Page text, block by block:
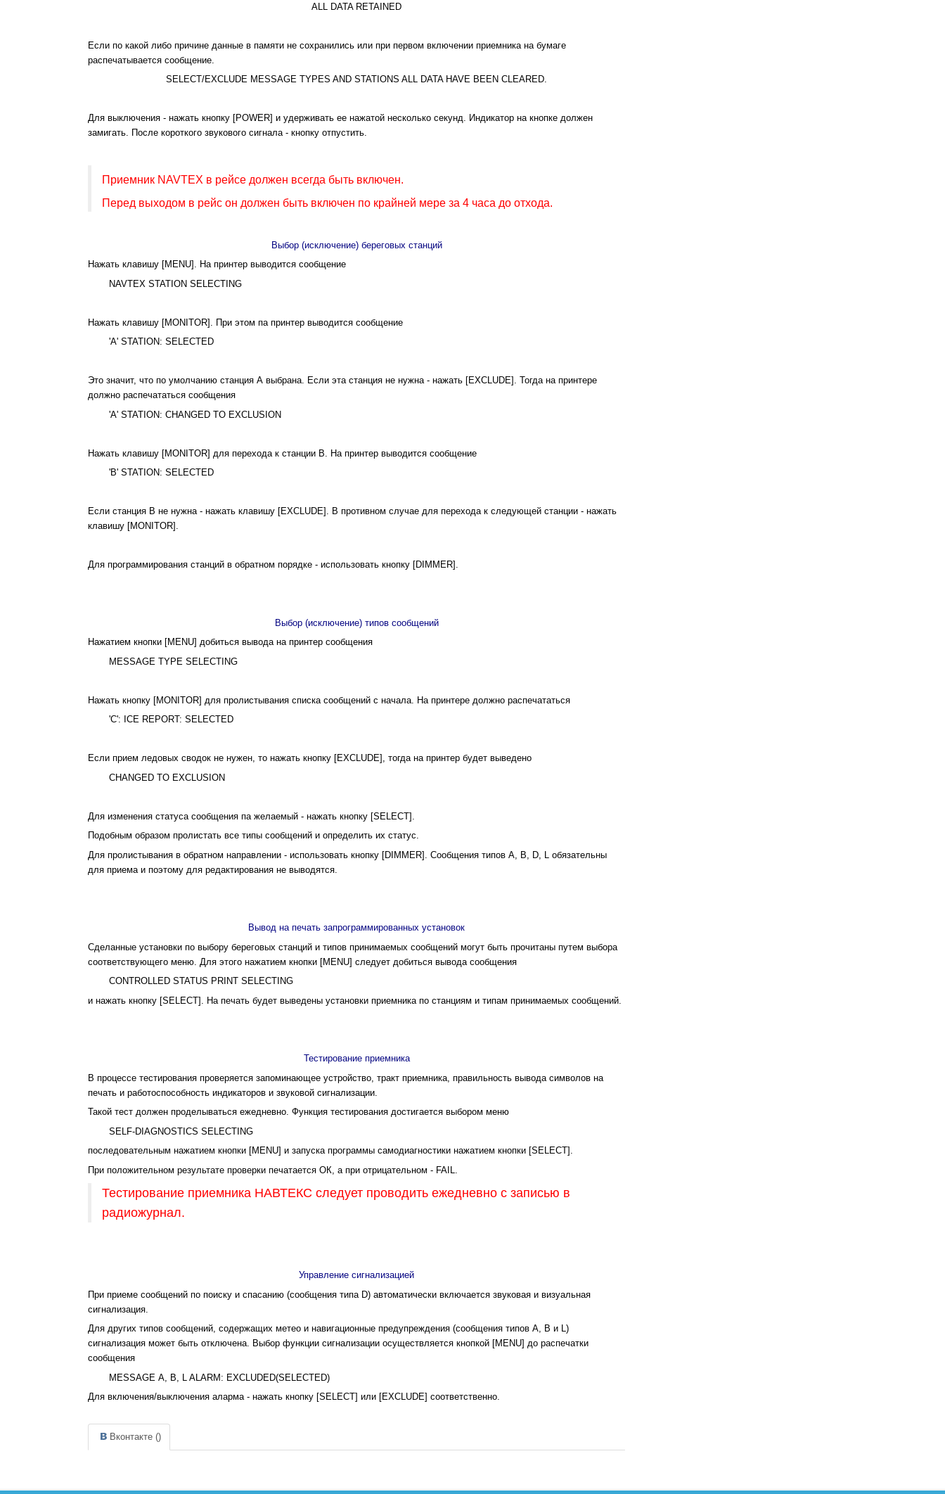
ALL DATA RETAINED
Если по какой либо причине данные в памяти не сохранились или при первом включении приемника на бумаге
распечатывается сообщение.
SELECT/EXCLUDE MESSAGE TYPES AND STATIONS ALL DATA HAVE BEEN CLEARED.
Для выключения - нажать кнопку [POWER] и удерживать ее нажатой несколько секунд. Индикатор на кнопке должен
замигать. После короткого звукового сигнала - кнопку отпустить.
Приемник NAVTEX в рейсе должен всегда быть включен.
Перед выходом в рейс он должен быть включен по крайней мере за 4 часа до отхода.
Выбор (исключение) береговых станций
Нажать клавишу [MENU]. На принтер выводится сообщение
NAVTEX STATION SELECTING
Нажать клавишу [MONITOR]. При этом па принтер выводится сообщение
'A' STATION: SELECTED
Это значит, что по умолчанию станция А выбрана. Если эта станция не нужна - нажать [EXCLUDE]. Тогда на принтере
должно распечататься сообщения
'A' STATION: CHANGED TO EXCLUSION
Нажать клавишу [MONITOR] для перехода к станции В. На принтер выводится сообщение
'В' STATION: SELECTED
Если станция В не нужна - нажать клавишу [EXCLUDE]. В противном случае для перехода к следующей станции - нажать
клавишу [MONITOR].
Для программирования станций в обратном порядке - использовать кнопку [DIMMER].
Выбор (исключение) типов сообщений
Нажатием кнопки [MENU] добиться вывода на принтер сообщения
MESSAGE TYPE SELECTING
Нажать кнопку [MONITOR] для пролистывания списка сообщений с начала. На принтере должно распечататься
'С': ICE REPORT: SELECTED
Если прием ледовых сводок не нужен, то нажать кнопку [EXCLUDE], тогда на принтер будет выведено
CHANGED TO EXCLUSION
Для изменения статуса сообщения па желаемый - нажать кнопку [SELECT].
Подобным образом пролистать все типы сообщений и определить их статус.
Для пролистывания в обратном направлении - использовать кнопку [DIMMER]. Сообщения типов А, В, D, L обязательны
для приема и поэтому для редактирования не выводятся.
Вывод на печать запрограммированных установок
Сделанные установки по выбору береговых станций и типов принимаемых сообщений могут быть прочитаны путем выбора
соответствующего меню. Для этого нажатием кнопки [MENU] следует добиться вывода сообщения
CONTROLLED STATUS PRINT SELECTING
и нажать кнопку [SELECT]. На печать будет выведены установки приемника по станциям и типам принимаемых сообщений.
Тестирование приемника
В процессе тестирования проверяется запоминающее устройство, тракт приемника, правильность вывода символов на
печать и работоспособность индикаторов и звуковой сигнализации.
Такой тест должен проделываться ежедневно. Функция тестирования достигается выбором меню
SELF-DIAGNOSTICS SELECTING
последовательным нажатием кнопки [MENU] и запуска программы самодиагностики нажатием кнопки [SELECT].
При положительном результате проверки печатается ОК, а при отрицательном - FAIL.
Тестирование приемника НАВТЕКС следует проводить ежедневно с записью в
радиожурнал.
Управление сигнализацией
При приеме сообщений по поиску и спасанию (сообщения типа D) автоматически включается звуковая и визуальная
сигнализация.
Для других типов сообщений, содержащих метео и навигационные предупреждения (сообщения типов А, В и L)
сигнализация может быть отключена. Выбор функции сигнализации осуществляется кнопкой [MENU] до распечатки
сообщения
MESSAGE А, В, L ALARM: EXCLUDED(SELECTED)
Для включения/выключения аларма - нажать кнопку [SELECT] или [EXCLUDE] соответственно.
Вконтакте ()